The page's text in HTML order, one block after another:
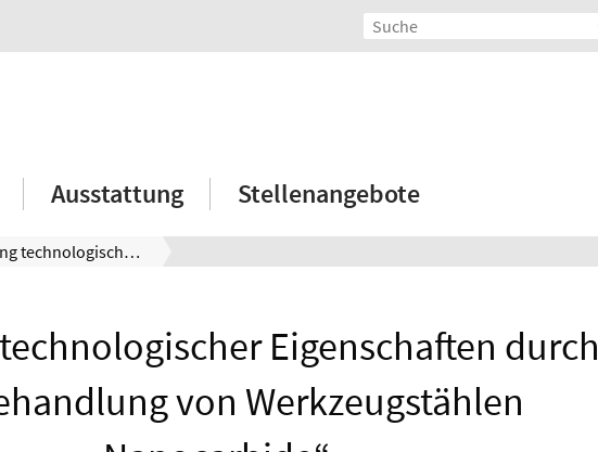
Ausstattung Stellenangebote
Steigerung technologischer Eigenschaften durch Kryobehandlung von Werkzeugstählen „Nanocarbide“
Eigenschaften durch
von Werkzeugstählen